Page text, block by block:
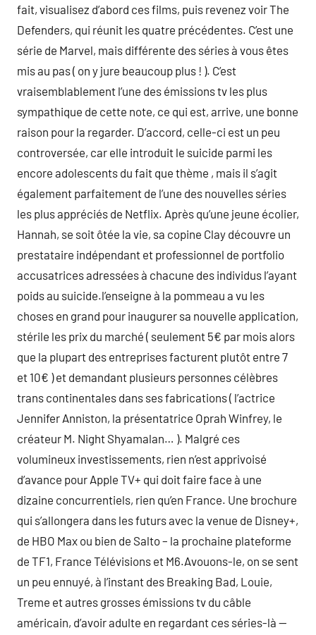
fait, visualisez d’abord ces films, puis revenez voir The
Defenders, qui réunit les quatre précédentes. C’est une
série de Marvel, mais différente des séries à vous êtes
mis au pas ( on y jure beaucoup plus ! ). C’est
vraisemblablement l’une des émissions tv les plus
sympathique de cette note, ce qui est, arrive, une bonne
raison pour la regarder. D’accord, celle-ci est un peu
controversée, car elle introduit le suicide parmi les
encore adolescents du fait que thème , mais il s’agit
également parfaitement de l’une des nouvelles séries
les plus appréciés de Netflix. Après qu’une jeune écolier,
Hannah, se soit ôtée la vie, sa copine Clay découvre un
prestataire indépendant et professionnel de portfolio
accusatrices adressées à chacune des individus l’ayant
poids au suicide.l’enseigne à la pommeau a vu les
choses en grand pour inaugurer sa nouvelle application,
stérile les prix du marché ( seulement 5€ par mois alors
que la plupart des entreprises facturent plutôt entre 7
et 10€ ) et demandant plusieurs personnes célèbres
trans continentales dans ses fabrications ( l’actrice
Jennifer Anniston, la présentatrice Oprah Winfrey, le
créateur M. Night Shyamalan… ). Malgré ces
volumineux investissements, rien n’est apprivoisé
d’avance pour Apple TV+ qui doit faire face à une
dizaine concurrentiels, rien qu’en France. Une brochure
qui s’allongera dans les futurs avec la venue de Disney+,
de HBO Max ou bien de Salto – la prochaine plateforme
de TF1, France Télévisions et M6.Avouons-le, on se sent
un peu ennuyé, à l’instant des Breaking Bad, Louie,
Treme et autres grosses émissions tv du câble
américain, d’avoir adulte en regardant ces séries-là —